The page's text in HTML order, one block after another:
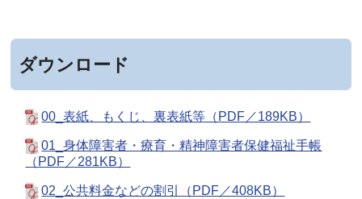
ダウンロード
00_表紙、もくじ、裏表紙等（PDF／189KB）
01_身体障害者・療育・精神障害者保健福祉手帳
（PDF／281KB）
02_公共料金などの割引（PDF／408KB）